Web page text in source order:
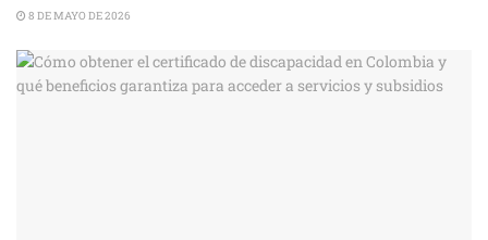
8 DE MAYO DE 2026